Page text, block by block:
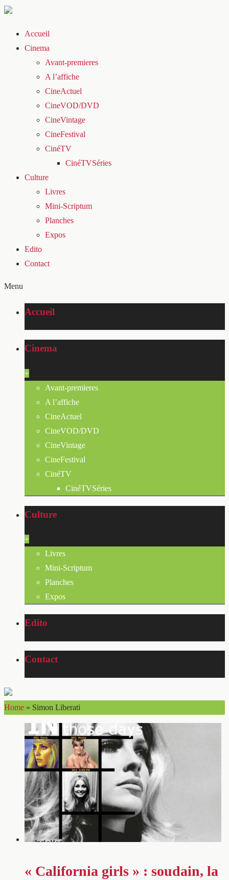
Accueil
Cinema
Avant-premieres
A l’affiche
CineActuel
CineVOD/DVD
CineVintage
CineFestival
CinéTV
CinéTVSéries
Culture
Livres
Mini-Scriptum
Planches
Expos
Edito
Contact
Menu
Accueil
Cinema
+
Avant-premieres
A l’affiche
CineActuel
CineVOD/DVD
CineVintage
CineFestival
CinéTV
CinéTVSéries
Culture
+
Livres
Mini-Scriptum
Planches
Expos
Edito
Contact
Home » Simon Liberati
« California girls » : soudain, la